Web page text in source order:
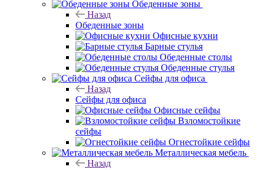
Обеденные зоны
Назад
Обеденные зоны
Офисные кухни
Барные стулья
Обеденные столы
Обеденные стулья
Сейфы для офиса
Назад
Сейфы для офиса
Офисные сейфы
Взломостойкие
сейфы
Огнестойкие сейфы
Металлическая мебель
Назад